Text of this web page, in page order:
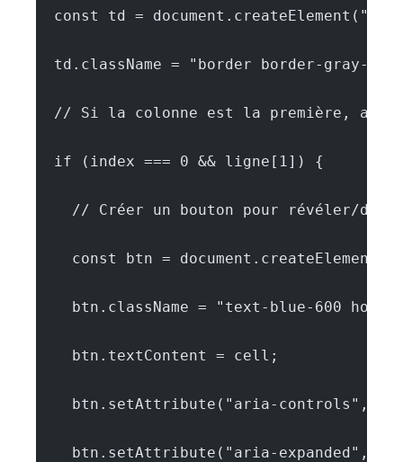
const td =
td.className = "border border-gray-300
// Si la colonne est la première,
  if (index === 0 && ligne[1]) {
// Créer un bouton pour révéler/
const btn =
btn.className = "text-blue-600
    btn.textContent = cell;
btn.setAttribute("aria-controls",
btn.setAttribute("aria-expanded",